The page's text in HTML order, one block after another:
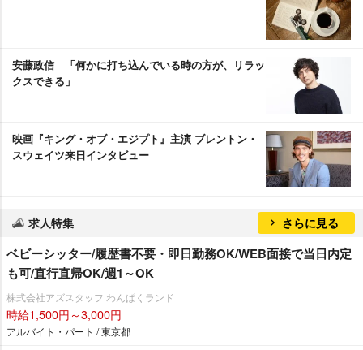
安藤政信 「何かに打ち込んでいる時の方が、リラッ
クスできる」
映画『キング・オブ・エジプト』主演 ブレントン・
スウェイツ来日インタビュー
求人特集 さらに見る
ベビーシッター/履歴書不要・即日勤務OK/WEB面接で当日内定
も可/直行直帰OK/週1～OK
株式会社アズスタッフ わんぱくランド
時給1,500円～3,000円
アルバイト・パート / 東京都